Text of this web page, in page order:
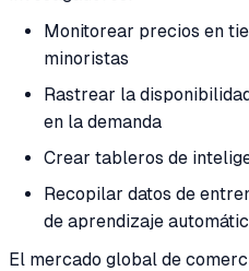
Monitorear precios en
minoristas
Rastrear la
en la demanda
Crear tableros de
Recopilar datos de
de aprendizaje
El mercado global de